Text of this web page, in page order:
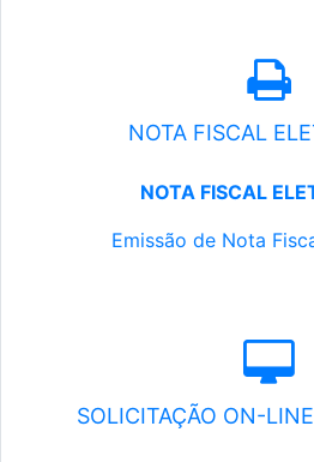
NOTA FISCAL
NOTA FISCAL
Emissão de Nota
SOLICITAÇÃO ON-